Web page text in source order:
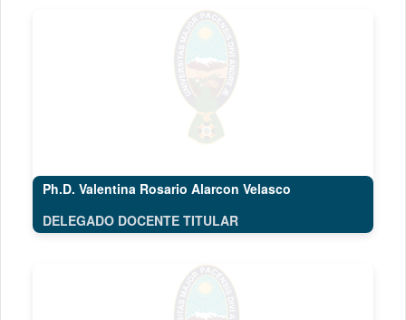
Ph.D. Valentina Rosario Alarcon Velasco
DELEGADO DOCENTE TITULAR